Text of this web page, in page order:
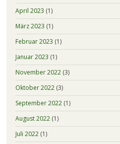
April 2023 (1)
März 2023 (1)
Februar 2023 (1)
Januar 2023 (1)
November 2022(3)
Oktober 2022(3)
September 2022(1)
August 2022(1)
Juli 2022(1)